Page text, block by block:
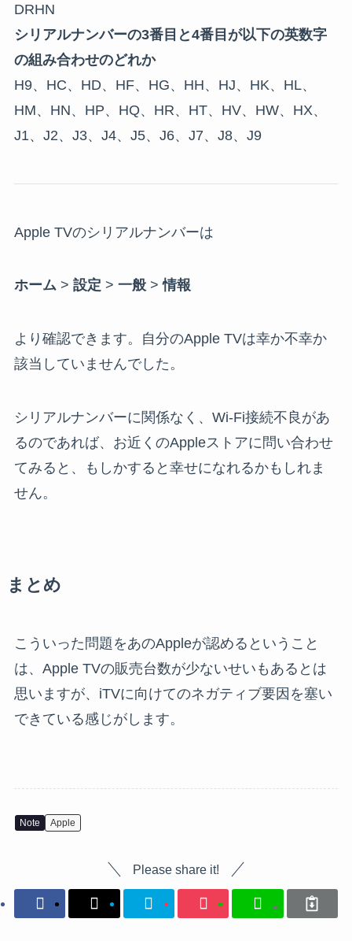
DRHN
シリアルナンバーの3番目と4番目が以下の英数字
の組み合わせのどれか
H9、HC、HD、HF、HG、HH、HJ、HK、HL、
HM、HN、HP、HQ、HR、HT、HV、HW、HX、
J1、J2、J3、J4、J5、J6、J7、J8、J9
Apple TVのシリアルナンバーは
ホーム> 設定 > 一般>情報
より確認できます。自分のApple TVは幸か不幸か
該当していませんでした。
シリアルナンバーに関係なく、Wi-Fi接続不良があ
るのであれば、お近くのAppleストアに問い合わせ
てみると、もしかすると幸せになれるかもしれま
せん。
まとめ
こういった問題をあのAppleが認めるということ
は、Apple TVの販売台数が少ないせいもあるとは
思いますが、iTVに向けてのネガティブ要因を塞い
できている感じがします。
Note Apple
Please share it!